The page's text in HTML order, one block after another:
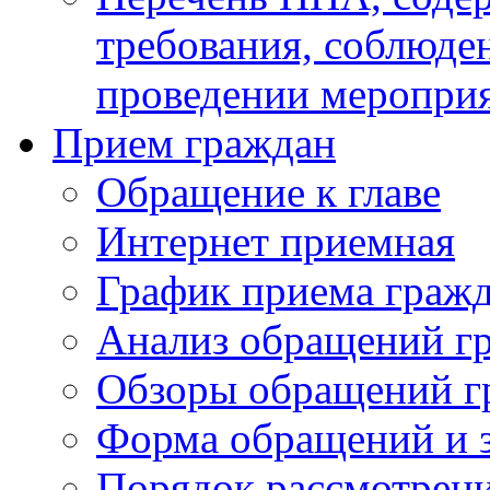
требования,
проведении
Прием граждан
Обращение к главе
Интернет приемная
График приема
Анализ обращений
Обзоры обращений
Форма обращений и